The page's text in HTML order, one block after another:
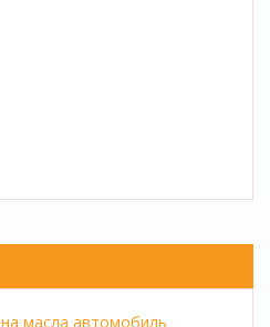
масла автомобиль